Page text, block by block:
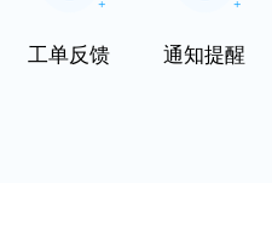
工单反馈 通知提醒